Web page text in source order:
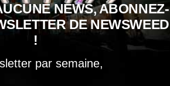
NEWS, ABONNEZ-
DE NEWSWEED
!
par semaine,